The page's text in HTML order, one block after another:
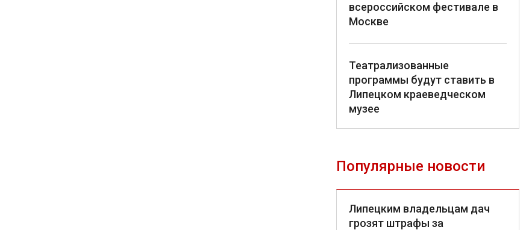
всероссийском фестивале в
Москве
Театрализованные
программы будут ставить в
Липецком краеведческом
музее
Популярные новости
Липецким владельцам дач
грозят штрафы за